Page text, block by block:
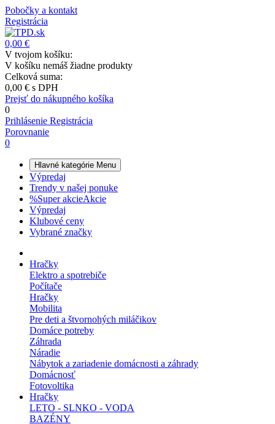
Pobočky a kontakt
Registrácia
0,00 €
V tvojom košíku:
V košíku nemáš žiadne produkty
Celková suma:
0,00 € s DPH
Prejsť do nákupného košíka
0
Prihlásenie Registrácia
Porovnanie
0
Hlavné kategórie Menu
Výpredaj
Trendy v našej ponuke
%Super akcieAkcie
Výpredaj
Klubové ceny
Vybrané značky
Hračky
Elektro a spotrebiče
Počítače
Hračky
Mobilita
Pre deti a štvornohých miláčikov
Domáce potreby
Záhrada
Náradie
Nábytok a zariadenie domácnosti a záhrady
Domácnosť
Fotovoltika
Hračky
LETO - SLNKO - VODA
BAZÉNY